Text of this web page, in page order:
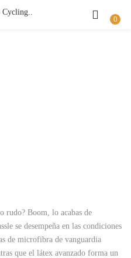
0
Buscar
rudo? Boom, lo acabas de
se desempeña en las condiciones
de microfibra de vanguardia
que el látex avanzado forma un